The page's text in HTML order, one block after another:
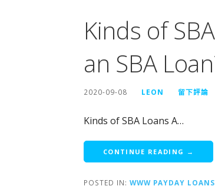
Kinds of
an SBA
2020-09-08 LEON 留下評論
Kinds of SBA Loans A…
CONTINUE READING →
POSTED IN: WWW PAYDAY LOANS